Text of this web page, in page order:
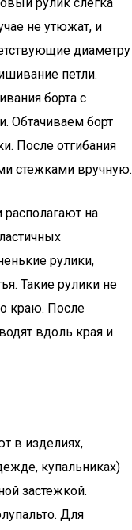
не утюжат, и
диаметру
петли.
борта с
Обтачиваем борт
После отгибания
стежками вручную.
располагают на
рулики,
Такие рулики не
краю. После
вдоль края и
в изделиях,
купальниках)
застежкой.
Для